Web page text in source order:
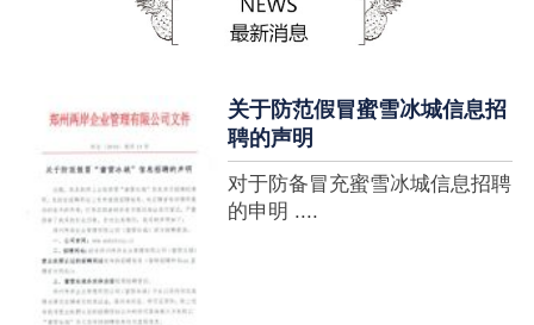
个自1997年开始营业的街边奶
茶店正逐渐展露它的锋芒。不过
关于防范假冒蜜雪冰城信息招
聘的声明
对于防备冒充蜜雪冰城信息招聘
的申明 ....